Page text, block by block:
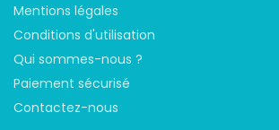
Mentions légales
Conditions d'utilisation
Qui sommes-nous ?
Paiement sécurisé
Contactez-nous